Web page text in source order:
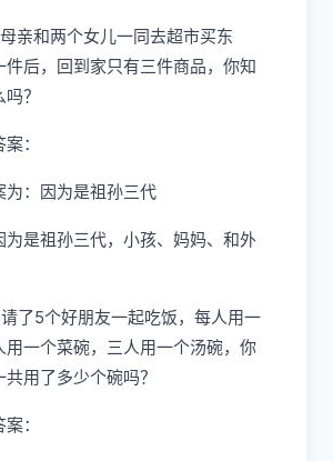
亲和两个女儿一同去超市买东
件后，回到家只有三件商品，你知
？
：
为：因为是祖孙三代
为是祖孙三代，小孩、妈妈、和外
了5个好朋友一起吃饭，每人用一
用一个菜碗，三人用一个汤碗，你
用了多少个碗吗？
：